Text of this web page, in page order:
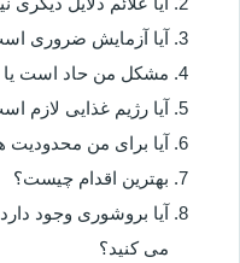
آیا آزمایش ضروری
مشکل من حاد است
آیا رژیم غذایی لازم
آیا برای من محدودیت
بهترین اقدام چیست؟
آیا بروشوری وجود
می کنید؟